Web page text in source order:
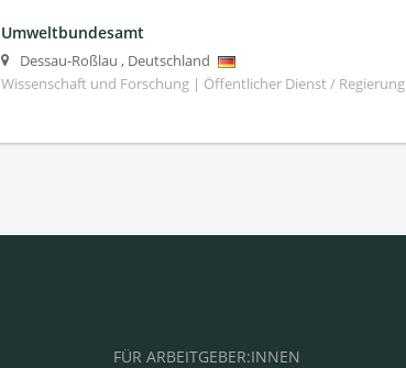
Umweltbundesamt
Dessau-Roßlau , Deutschland
Wissenschaft und Forschung | Öffentlicher Dienst / Regierung
FÜR ARBEITGEBER:INNEN